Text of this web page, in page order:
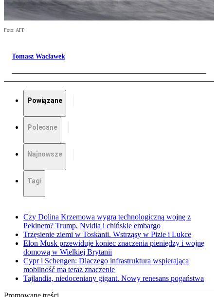
Foto: AFP
Tomasz Wacławek
Powiązane
Polecane
Najnowsze
Tagi
Czy Dolina Krzemowa wygra technologiczną wojnę z
Pekinem? Trump, Nvidia i chińskie embargo
Trzęsienie ziemi w Toskanii. Wstrząsy w Pizie i Lukce
Elon Musk przewiduje koniec znaczenia pieniędzy i wojnę
domową w Wielkiej Brytanii
Cypr i Schengen: Dlaczego infrastruktura wspierająca
mobilność ma teraz znaczenie
Tajlandia, niedoceniany gigant. Nowy renesans pogaństwa
Promowane treści